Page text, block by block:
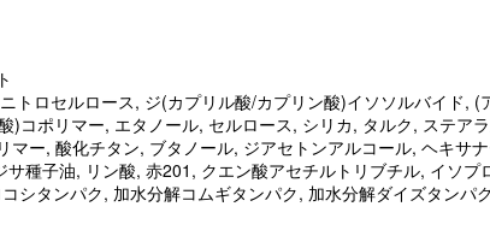
トロセルロース, ジ(カプリル酸/カプリン酸)イソソルバイド, (
)コポリマー, エタノール, セルロース, シリカ, タルク, ステア
マー, 酸化チタン, ブタノール, ジアセトンアルコール, ヘキサ
種子油, リン酸, 赤201, クエン酸アセチルトリブチル, イソプ
シタンパク, 加水分解コムギタンパク, 加水分解ダイズタンパ